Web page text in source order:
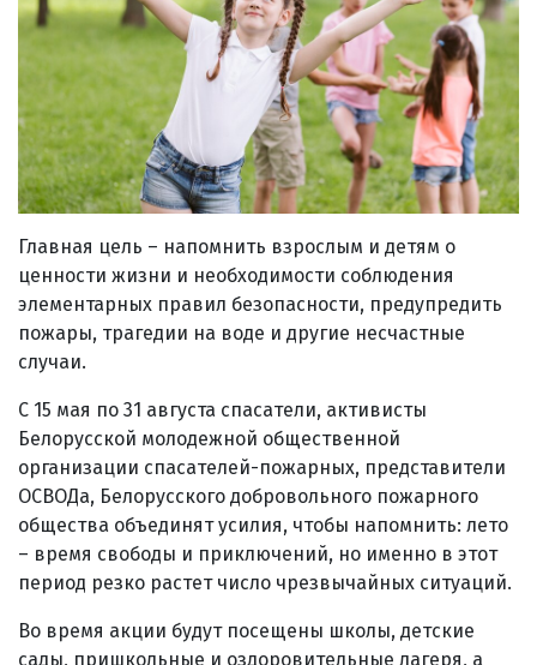
Главная цель – напомнить взрослым и детям о
ценности жизни и необходимости соблюдения
элементарных правил безопасности, предупредить
пожары, трагедии на воде и другие несчастные
случаи.
С 15 мая по 31 августа спасатели, активисты
Белорусской молодежной общественной
организации спасателей-пожарных, представители
ОСВОДа, Белорусского добровольного пожарного
общества объединят усилия, чтобы напомнить: лето
– время свободы и приключений, но именно в этот
период резко растет число чрезвычайных ситуаций.
Во время акции будут посещены школы, детские
сады, пришкольные и оздоровительные лагеря, а